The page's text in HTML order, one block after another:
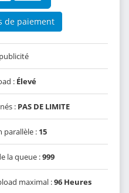
de paiement
: Élevé
: PAS DE LIMITE
parallèle : 15
la queue :999
maximal :96 Heures